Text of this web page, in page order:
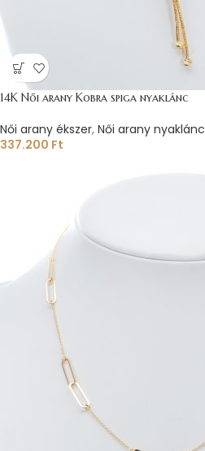
14K Női arany Kobra spiga nyaklánc
Női arany ékszer, Női arany nyaklánc
337.200 Ft